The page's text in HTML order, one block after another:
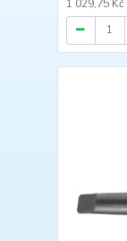
1 029,75 Kč